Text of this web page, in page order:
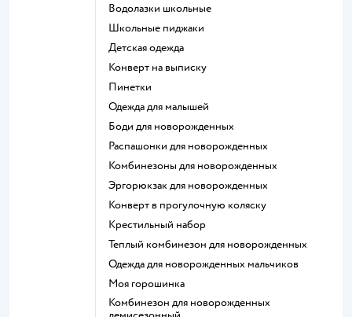
Водолазки школьные
Школьные пиджаки
Детская одежда
Конверт на выписку
Пинетки
Одежда для малышей
Боди для новорожденных
Распашонки для новорожденных
Комбинезоны для новорожденных
Эргорюкзак для новорожденных
Конверт в прогулочную коляску
Крестильный набор
Теплый комбинезон для новорожденных
Одежда для новорожденных мальчиков
Моя горошинка
Комбинезон для новорожденных